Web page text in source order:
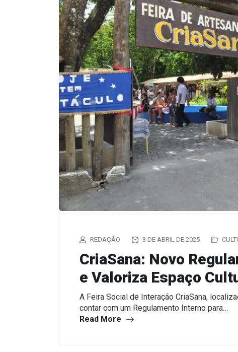
REDAÇÃO 3 DE ABRIL DE 2025
CriaSana: Novo
e Valoriza Espaço
A Feira Social de Interação CriaSana,
contar com um Regulamento Interno para…
Read More